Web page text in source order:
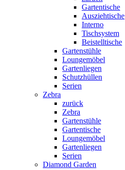
Gartentische
Ausziehtische
Interno
Tischsystem
Beistelltische
Gartenstühle
Loungemöbel
Gartenliegen
Schutzhüllen
Serien
Zebra
zurück
Zebra
Gartenstühle
Gartentische
Loungemöbel
Gartenliegen
Serien
Diamond Garden